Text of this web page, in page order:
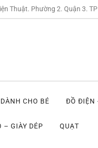
Thuật. Phường 2. Quận 3. TP
DÀNH CHO BÉ ĐỒ ĐIỆN
– GIÀY DÉP QUẠT